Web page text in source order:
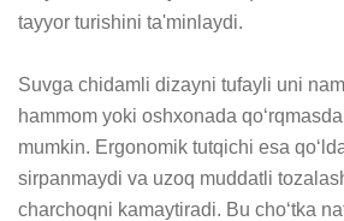
tayyor turishini ta'minlaydi.
Suvga chidamli dizayni tufayli uni
hammom yoki oshxonada
mumkin. Ergonomik tutqichi esa
sirpanmaydi va uzoq muddatli
charchoqni kamaytiradi. Bu cho‘tka